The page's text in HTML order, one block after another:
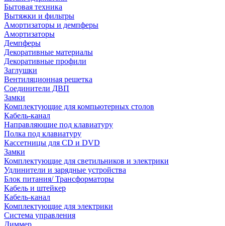
Бытовая техника
Вытяжки и фильтры
Амортизаторы и демпферы
Амортизаторы
Демпферы
Декоративные материалы
Декоративные профили
Заглушки
Вентиляционная решетка
Соединители ДВП
Замки
Комплектующие для компьютерных столов
Кабель-канал
Направляющие под клавиатуру
Полка под клавиатуру
Кассетницы для CD и DVD
Замки
Комплектующие для светильников и электрики
Удлинители и зарядные устройства
Блок питания/ Трансформаторы
Кабель и штейкер
Кабель-канал
Комплектующие для электрики
Система управления
Диммер